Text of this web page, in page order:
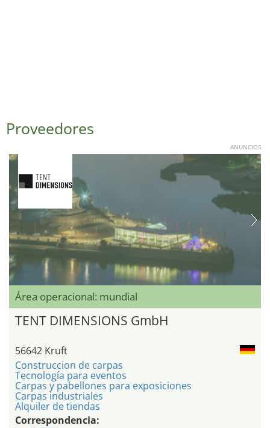
Proveedores
ANUNCIOS
Área operacional: mundial
TENT DIMENSIONS GmbH
56642 Kruft
Construccion de carpas
Tecnología para eventos
Carpas y pabellones para exposiciones
Carpas industriales
Alquiler de tiendas
Correspondencia: